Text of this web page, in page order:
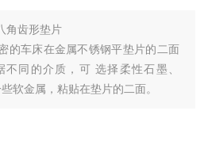
角齿形垫片
的车床在金属不锈钢平垫片的二面
同的介质，可 选择柔性石墨、
软金属，粘贴在垫片的二面。